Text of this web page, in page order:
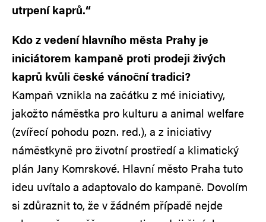
utrpení kaprů.“
Kdo z vedení hlavního města Prahy je
iniciátorem kampaně proti prodeji živých
kaprů kvůli české vánoční tradici?
Kampaň vznikla na začátku z mé iniciativy,
jakožto náměstka pro kulturu a animal welfare
(zvířecí pohodu pozn. red.), a z iniciativy
náměstkyně pro životní prostředí a klimatický
plán Jany Komrskové. Hlavní město Praha tuto
ideu uvítalo a adaptovalo do kampaně. Dovolím
si zdůraznit to, že v žádném případě nejde